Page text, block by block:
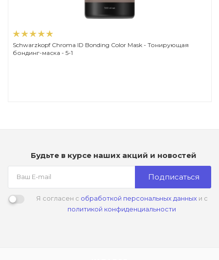
Schwarzkopf Chroma ID Bonding Color Mask - Тонирующая
бондинг-маска - 5-1
Будьте в курсе наших акций и новостей
Подписаться
Я согласен с обработкой персональных данныхи с
политикой конфиденциальности